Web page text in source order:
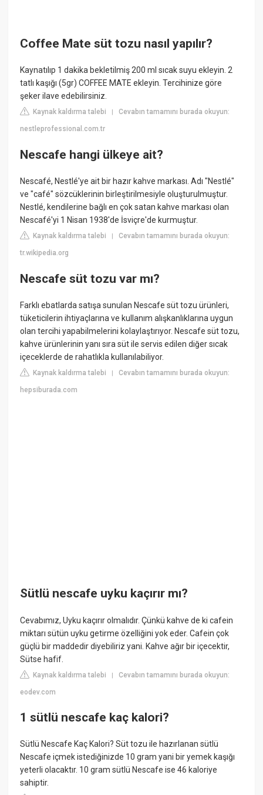
Coffee Mate süt tozu nasıl yapılır?
Kaynatılıp 1 dakika bekletilmiş 200 ml sıcak suyu ekleyin. 2
tatlı kaşığı (5gr) COFFEE MATE ekleyin. Tercihinize göre
şeker ilave edebilirsiniz.
Kaynak kaldırma talebi |Cevabın tamamını burada okuyun:
nestleprofessional.com.tr
Nescafe hangi ülkeye ait?
Nescafé, Nestlé'ye ait bir hazır kahve markası. Adı "Nestlé"
ve "café" sözcüklerinin birleştirilmesiyle oluşturulmuştur.
Nestlé, kendilerine bağlı en çok satan kahve markası olan
Nescafé'yi 1 Nisan 1938'de İsviçre'de kurmuştur.
Kaynak kaldırma talebi |Cevabın tamamını burada okuyun:
tr.wikipedia.org
Nescafe süt tozu var mı?
Farklı ebatlarda satışa sunulan Nescafe süt tozu ürünleri,
tüketicilerin ihtiyaçlarına ve kullanım alışkanlıklarına uygun
olan tercihi yapabilmelerini kolaylaştırıyor. Nescafe süt tozu,
kahve ürünlerinin yanı sıra süt ile servis edilen diğer sıcak
içeceklerde de rahatlıkla kullanılabiliyor.
Kaynak kaldırma talebi |Cevabın tamamını burada okuyun:
hepsiburada.com
Sütlü nescafe uyku kaçırır mı?
Cevabımız, Uyku kaçırır olmalıdır. Çünkü kahve de ki cafein
miktarı sütün uyku getirme özelliğini yok eder. Cafein çok
güçlü bir maddedir diyebiliriz yani. Kahve ağır bir içecektir,
Sütse hafif.
Kaynak kaldırma talebi |Cevabın tamamını burada okuyun:
eodev.com
1 sütlü nescafe kaç kalori?
Sütlü Nescafe Kaç Kalori? Süt tozu ile hazırlanan sütlü
Nescafe içmek istediğinizde 10 gram yani bir yemek kaşığı
yeterli olacaktır. 10 gram sütlü Nescafe ise 46 kaloriye
sahiptir.